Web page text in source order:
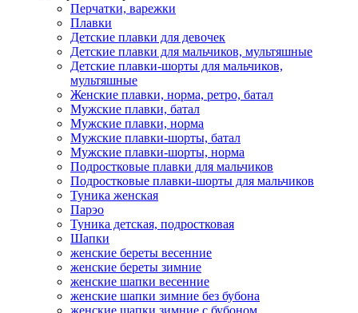
Перчатки, варежки
Плавки
Детские плавки для девочек
Детские плавки для мальчиков, мультяшные
Детские плавки-шорты для мальчиков,
мультяшные
Женские плавки, норма, ретро, батал
Мужские плавки, батал
Мужские плавки, норма
Мужские плавки-шорты, батал
Мужские плавки-шорты, норма
Подростковые плавки для мальчиков
Подростковые плавки-шорты для мальчиков
Туникa женская
Парэо
Туника детская, подростковая
Шапки
женские береты весенние
женские береты зимние
женские шапки весенние
женские шапки зимние без бубона
женские шапки зимние с бубоном